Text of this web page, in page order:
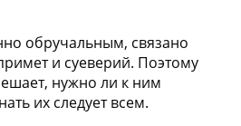
обручальным, связано
и суеверий. Поэтому
нужно ли к ним
их следует всем.